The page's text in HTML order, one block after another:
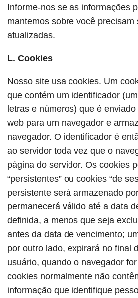
Informe-nos se as informações
mantemos sobre você precisam
atualizadas.
L. Cookies
Nosso site usa cookies. Um
que contém um identificador
letras e números) que é
web para um navegador e
navegador. O identificador é
ao servidor toda vez que o
página do servidor. Os cookies
“persistentes” ou cookies “de
persistente será armazenado
permanecerá válido até a data
definida, a menos que seja
antes da data de vencimento;
por outro lado, expirará no final
usuário, quando o navegador
cookies normalmente não
informação que identifique